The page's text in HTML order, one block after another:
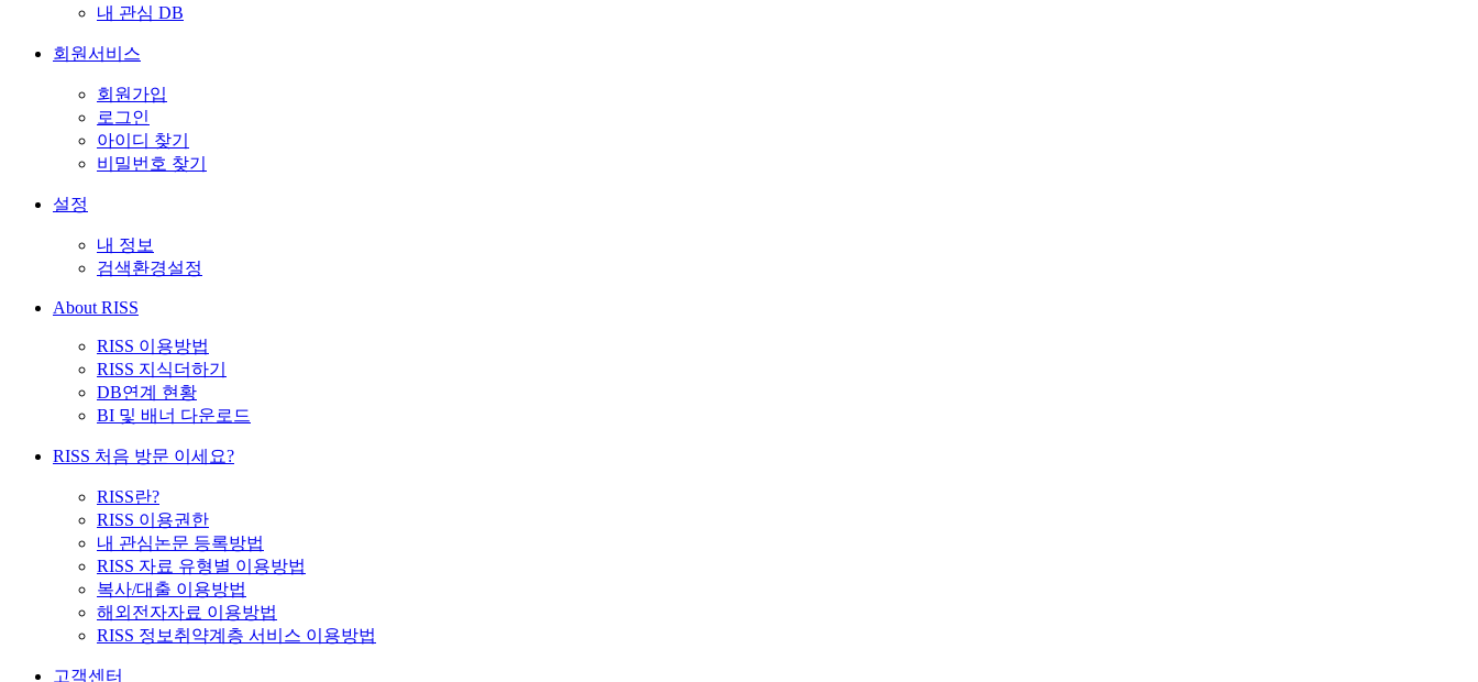
내 관심 DB
회원서비스
회원가입
로그인
아이디 찾기
비밀번호 찾기
설정
내 정보
검색환경설정
About RISS
RISS 이용방법
RISS 지식더하기
DB연계 현황
BI 및 배너 다운로드
RISS 처음 방문 이세요?
RISS란?
RISS 이용권한
내 관심논문 등록방법
RISS 자료 유형별 이용방법
복사/대출 이용방법
해외전자자료 이용방법
RISS 정보취약계층 서비스 이용방법
고객센터